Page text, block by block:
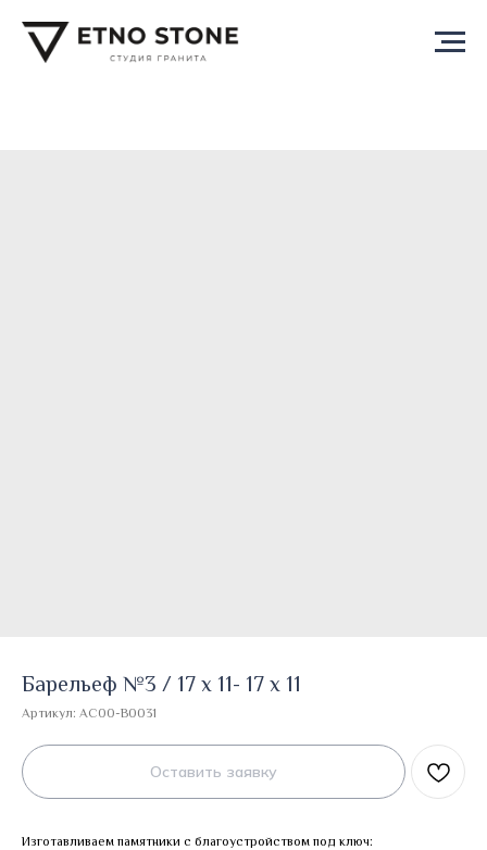
Барельеф №3 / 17 х 11- 17 х 11
Артикул: AC00-B0031
Оставить заявку
Изготавливаем памятники с благоустройством под ключ: